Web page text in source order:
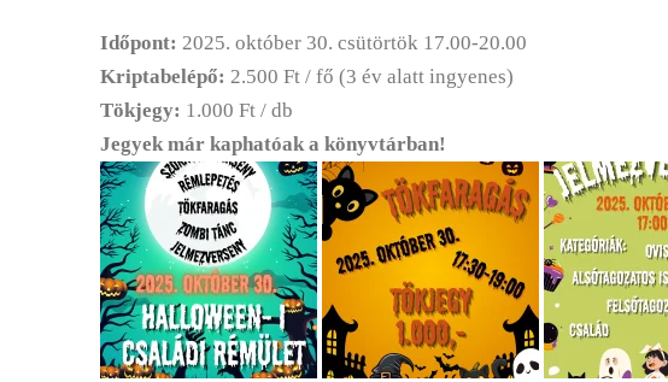
Időpont: 2025. október 30. csütörtök 17.00-20.00
Kriptabelépő: 2.500 Ft / fő (3 év alatt ingyenes)
Tökjegy: 1.000 Ft / db
Jegyek már kaphatóak a könyvtárban!